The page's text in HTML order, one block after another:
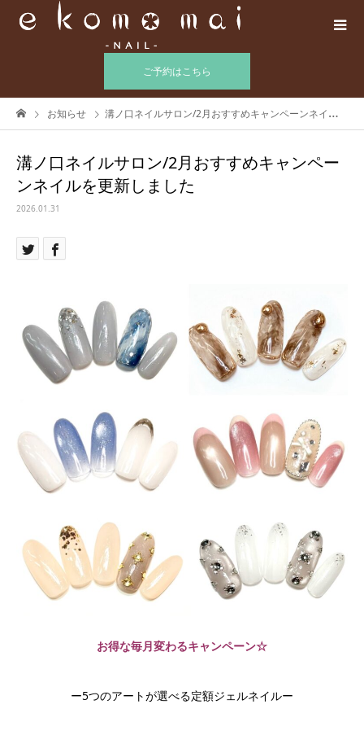
ご予約はこちら
お知らせ 溝ノ口ネイルサロン/2月おすすめキャンペーンネイルを更新しました
溝ノ口ネイルサロン/2月おすすめキャンペー
ンネイルを更新しました
2026.01.31
お得な毎月変わるキャンペーン☆
ー5つのアートが選べる定額ジェルネイルー